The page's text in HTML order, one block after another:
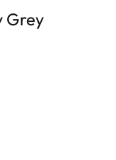
Grey